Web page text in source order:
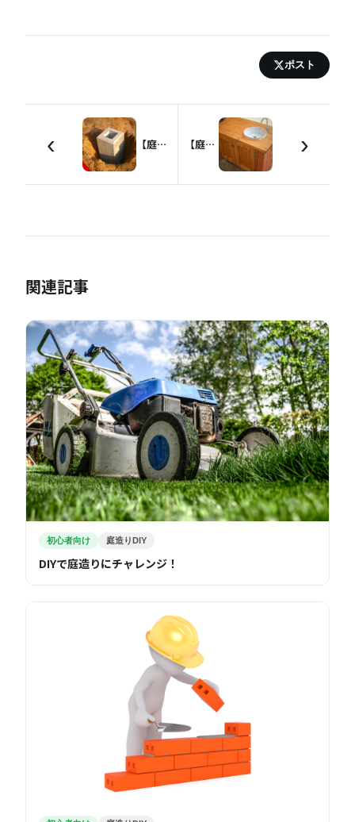
ポスト
‹ 【庭造りDIY】庭づくりの第一歩！おすすめの基礎とは？ 【庭造りDIY】エクステリアに欠かせないレンガワーク ›
関連記事
初心者向け 庭造りDIY
DIYで庭造りにチャレンジ！